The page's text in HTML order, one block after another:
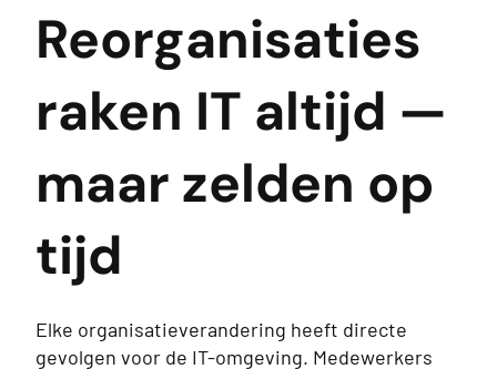
Reorganisaties
raken IT altijd —
maar zelden op
tijd
Elke organisatieverandering heeft directe
gevolgen voor de IT-omgeving. Medewerkers